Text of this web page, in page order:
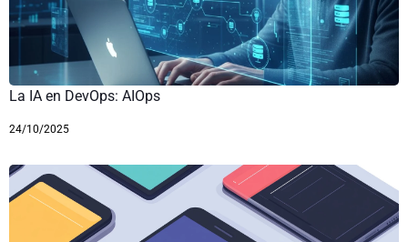
La IA en DevOps: AIOps
24/10/2025